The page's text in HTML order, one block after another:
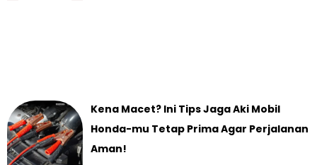
Kena Macet? Ini Tips Jaga Aki Mobil
Honda-mu Tetap Prima Agar Perjalanan
Aman!